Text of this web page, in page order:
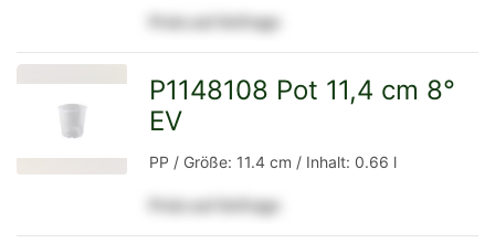
Preis auf Anfrage
P1148108 Pot 11,4 cm 8°
EV
PP / Größe: 11.4 cm / Inhalt: 0.66 l
Preis auf Anfrage